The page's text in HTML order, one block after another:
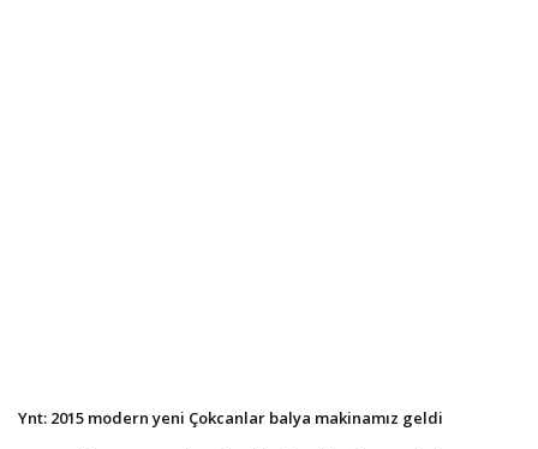
Ynt: 2015 modern yeni Çokcanlar balya makinamız geldi